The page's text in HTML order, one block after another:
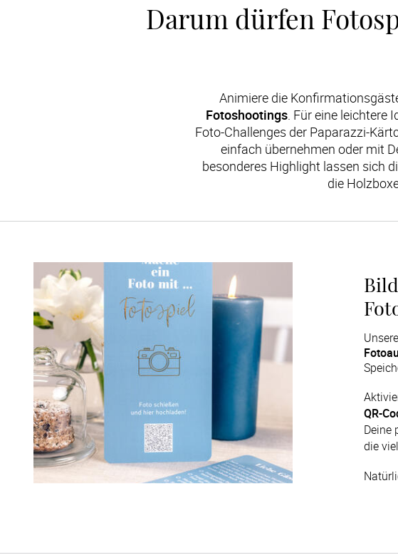
Darum dürfen
Animiere die
Fotoshootings. Für eine leichtere
Foto-Challenges der Paparazzi-
einfach übernehmen oder mit
besonderes Highlight lassen sich
die
QR-
Deine
die